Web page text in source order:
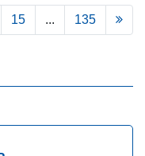
15 ... 135